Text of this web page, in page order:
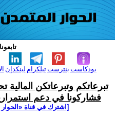
لينكدإن تيلكرامبنترست بودكاست
تبرعاتكم وتبرعاتكن المالية
فشاركونا في دعم
[اشترك في قناة